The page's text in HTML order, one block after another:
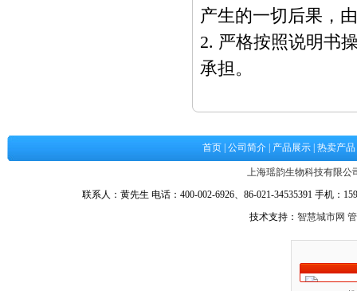
产生的一切后果，
2. 严格按照说明书
承担。
首页 公司简介 产品展示 热卖产品
上海瑶韵生物科技有限公
联系人：黄先生 电话：400-002-6926、86-021-34535391 手机：
技术支持： 智慧城市网